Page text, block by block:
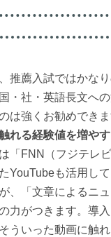
推薦入試ではかな
・社・英語長文へ
は強くお勧めできま
れる経験値を増やす
「FNN（フジテレ
YouTubeも活用し
、「文章によるニ
力がつきます。導
ういった動画に触